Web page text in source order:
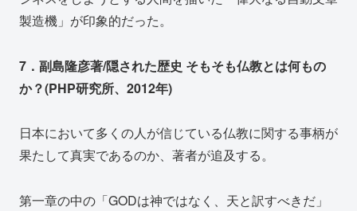
製造機」が印象的だった。
7．副島隆彦著/隠された歴史 そもそも仏教とは何もの
か？(PHP研究所、2012年)
日本において多くの人が信じている仏教に関する事柄が
果たして真実であるのか、著者が追及する。
第一章の中の「GODは神ではなく、天と訳すべきだ」